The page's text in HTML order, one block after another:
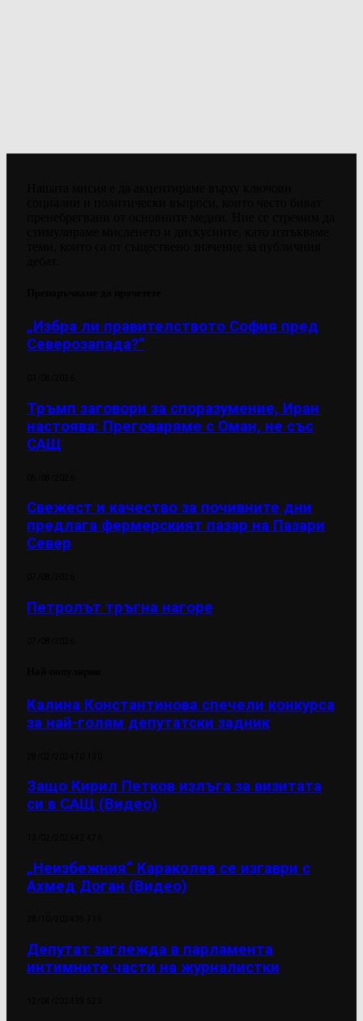
„Избра ли правителството София пред
Северозапада?“
Тръмп заговори за споразумение, Иран
настоява: Преговаряме с Оман, не със
САЩ
Свежест и качество за почивните дни
предлага фермерският пазар на Пазари
Север
Петролът тръгна нагоре
Калина Константинова спечели конкурса
за най-голям депутатски задник
Защо Кирил Петков излъга за визитата
си в САЩ (Видео)
„Неизбежния“ Караколев се изгаври с
Ахмед Доган (Видео)
Депутат заглежда в парламента
интимните части на журналистки